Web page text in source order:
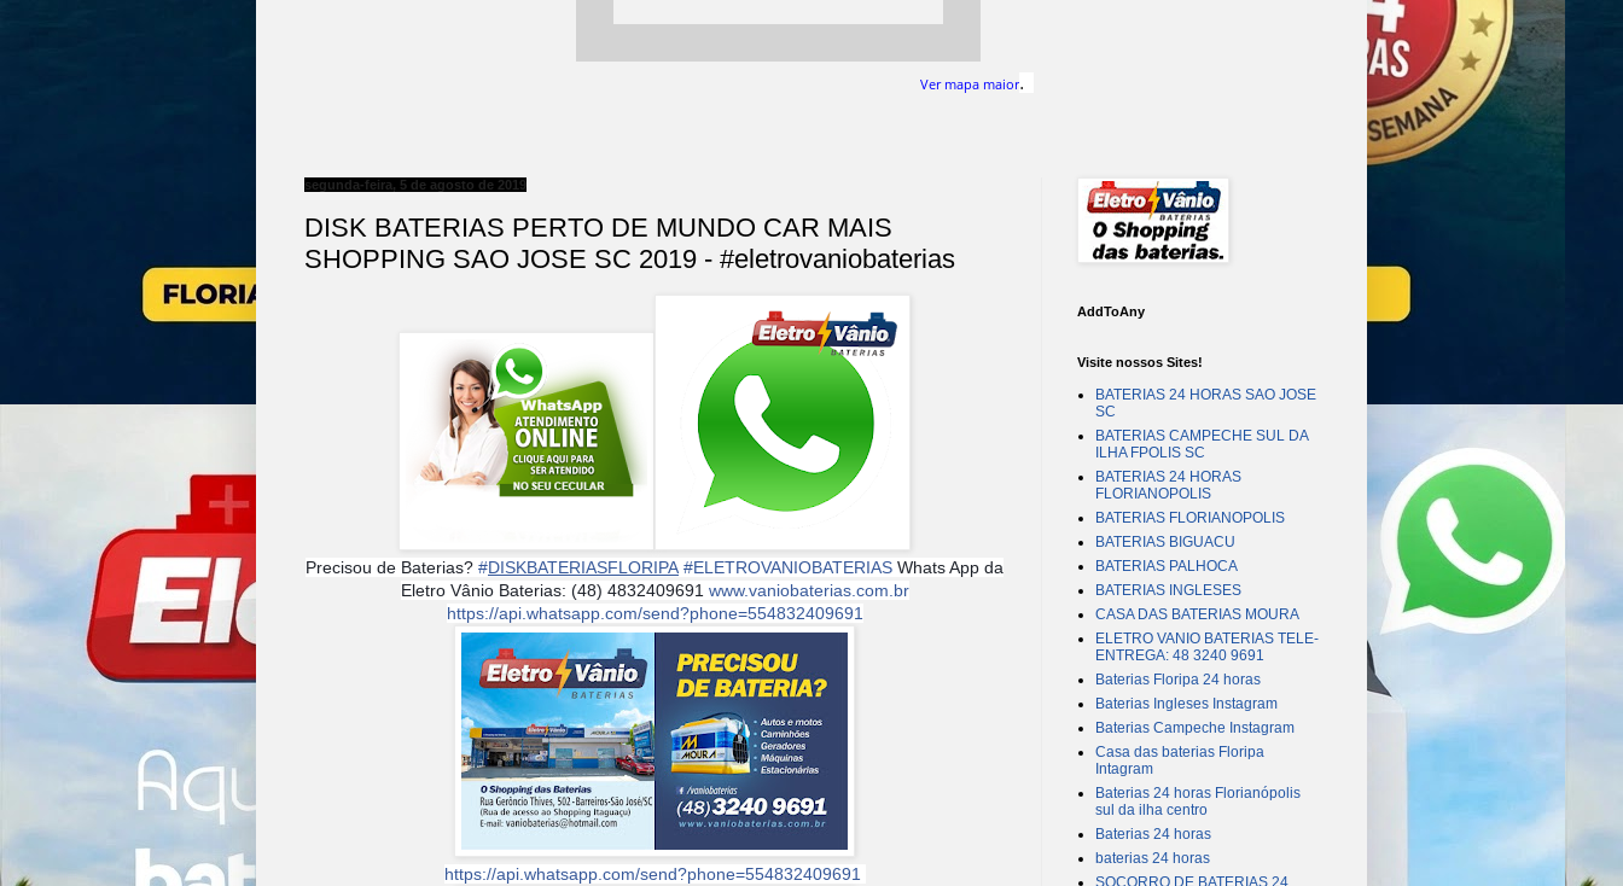
Ver mapa maior.
segunda-feira, 5 de agosto de 2019
DISK BATERIAS PERTO DE MUNDO CAR MAIS
SHOPPING SAO JOSE SC 2019 - #eletrovaniobaterias
Precisou de Baterias? #DISKBATERIASFLORIPA #ELETROVANIOBATERIAS Whats App da
Eletro Vânio Baterias: (48) 4832409691 www.vaniobaterias.com.br
https://api.whatsapp.com/send?phone=554832409691
https://api.whatsapp.com/send?phone=554832409691
AddToAny
Visite nossos Sites!
BATERIAS 24 HORAS SAO JOSE
SC
BATERIAS CAMPECHE SUL DA
ILHA FPOLIS SC
BATERIAS 24 HORAS
FLORIANOPOLIS
BATERIAS FLORIANOPOLIS
BATERIAS BIGUACU
BATERIAS PALHOCA
BATERIAS INGLESES
CASA DAS BATERIAS MOURA
ELETRO VANIO BATERIAS TELE-
ENTREGA: 48 3240 9691
Baterias Floripa 24 horas
Baterias Ingleses Instagram
Baterias Campeche Instagram
Casa das baterias Floripa
Intagram
Baterias 24 horas Florianópolis
sul da ilha centro
Baterias 24 horas
baterias 24 horas
SOCORRO DE BATERIAS 24